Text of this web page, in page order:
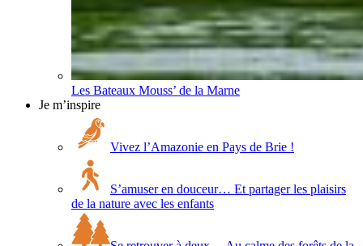
Les Bateaux Mouss’ de la Marne
Je m’inspire
Vivez l’Amazonie en Pays de Brie !
S’amuser en douceur… Et partager les plaisirs
de la nature avec les enfants